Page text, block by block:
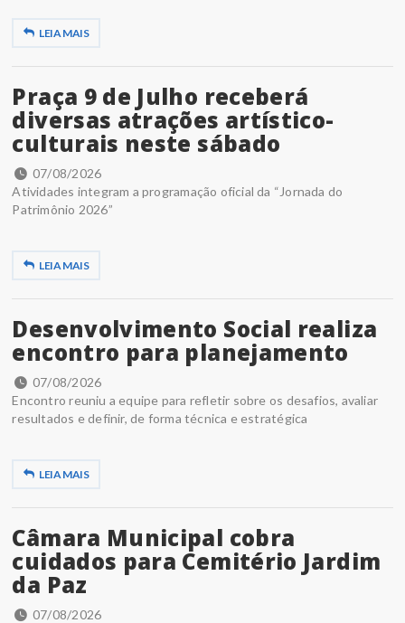
LEIA MAIS
Praça 9 de Julho receberá
diversas atrações artístico-
culturais neste sábado
07/08/2026
Atividades integram a programação oficial da “Jornada do
Patrimônio 2026”
LEIA MAIS
Desenvolvimento Social realiza
encontro para planejamento
07/08/2026
Encontro reuniu a equipe para refletir sobre os desafios, avaliar
resultados e definir, de forma técnica e estratégica
LEIA MAIS
Câmara Municipal cobra
cuidados para Cemitério Jardim
da Paz
07/08/2026